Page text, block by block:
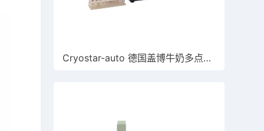
Cryostar-auto 德国盖博牛奶多点冰点仪